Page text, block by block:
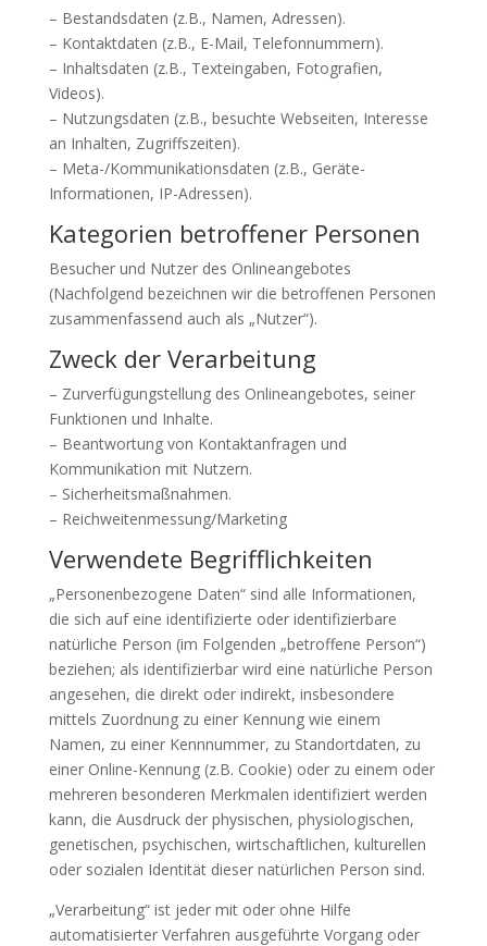
– Bestandsdaten (z.B., Namen, Adressen).
– Kontaktdaten (z.B., E-Mail, Telefonnummern).
– Inhaltsdaten (z.B., Texteingaben, Fotografien,
Videos).
– Nutzungsdaten (z.B., besuchte Webseiten, Interesse
an Inhalten, Zugriffszeiten).
– Meta-/Kommunikationsdaten (z.B., Geräte-
Informationen, IP-Adressen).
Kategorien betroffener Personen
Besucher und Nutzer des Onlineangebotes
(Nachfolgend bezeichnen wir die betroffenen Personen
zusammenfassend auch als „Nutzer“).
Zweck der Verarbeitung
– Zurverfügungstellung des Onlineangebotes, seiner
Funktionen und Inhalte.
– Beantwortung von Kontaktanfragen und
Kommunikation mit Nutzern.
– Sicherheitsmaßnahmen.
– Reichweitenmessung/Marketing
Verwendete Begrifflichkeiten
„Personenbezogene Daten“ sind alle Informationen,
die sich auf eine identifizierte oder identifizierbare
natürliche Person (im Folgenden „betroffene Person“)
beziehen; als identifizierbar wird eine natürliche Person
angesehen, die direkt oder indirekt, insbesondere
mittels Zuordnung zu einer Kennung wie einem
Namen, zu einer Kennnummer, zu Standortdaten, zu
einer Online-Kennung (z.B. Cookie) oder zu einem oder
mehreren besonderen Merkmalen identifiziert werden
kann, die Ausdruck der physischen, physiologischen,
genetischen, psychischen, wirtschaftlichen, kulturellen
oder sozialen Identität dieser natürlichen Person sind.
„Verarbeitung“ ist jeder mit oder ohne Hilfe
automatisierter Verfahren ausgeführte Vorgang oder